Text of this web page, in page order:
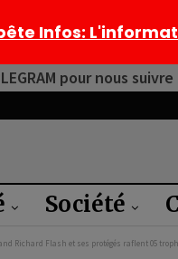
pour nous
Société
Richard Flash et ses protégés raflent 05
Infos: